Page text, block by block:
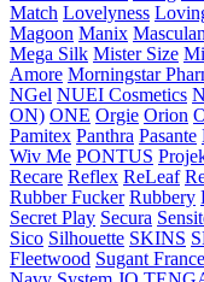
Match Lovelyness
Magoon Manix Masculan
Mega Silk Mister Size
Amore Morningstar
NGel NUEI Cosmetics
ON) ONE Orgie Orion
Pamitex Panthra Pasante
Wiv Me PONTUS
Recare Reflex ReLeaf
Rubber Fucker Rubbery
Secret Play Secura
Sico Silhouette SKINS
Fleetwood Sugant France